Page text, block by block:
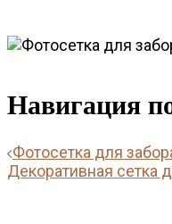
Навигация
Фотосетка для
Декоративная сетка